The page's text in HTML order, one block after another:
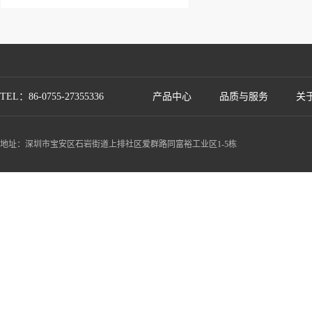
TEL：86-0755-27355336 产品中心 品质与服务 关
地址：深圳市宝安区石岩街道上排社区爱群路同富裕工业区1-5栋